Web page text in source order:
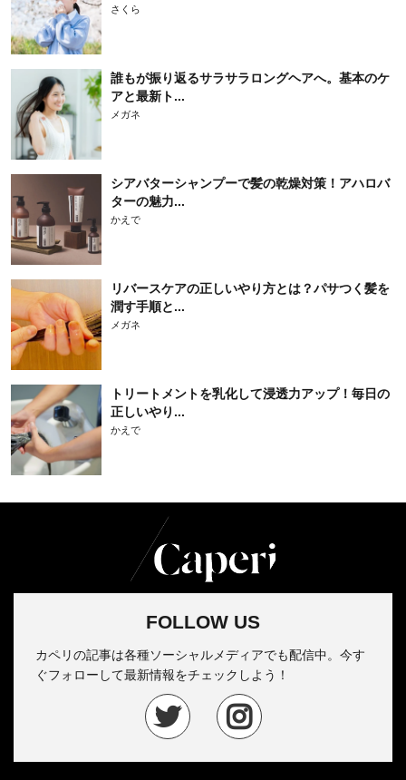
さくら
誰もが振り返るサラサラロングヘアへ。基本のケ
アと最新ト...
メガネ
シアバターシャンプーで髪の乾燥対策！アハロバ
ターの魅力...
かえで
リバースケアの正しいやり方とは？パサつく髪を
潤す手順と...
メガネ
トリートメントを乳化して浸透力アップ！毎日の
正しいやり...
かえで
FOLLOW US
カペリの記事は各種ソーシャルメディアでも配信中。今す
ぐフォローして最新情報をチェックしよう！